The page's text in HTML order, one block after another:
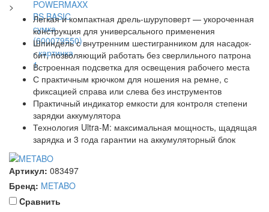
>
Легкая и компактная дрель-шуруповерт — укороченная
конструкция для универсального применения
Шпиндель с внутренним шестигранником для насадок-
бит, позволяющий работать без сверлильного патрона
Встроенная подсветка для освещения рабочего места
С практичным крючком для ношения на ремне, с
фиксацией справа или слева без инструментов
Практичный индикатор емкости для контроля степени
зарядки аккумулятора
Технология Ultra-M: максимальная мощность, щадящая
зарядка и 3 года гарантии на аккумуляторный блок
Артикул: 083497
Бренд: METABO
Cравнить